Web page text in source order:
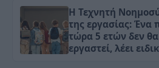
Η Τεχνητή
της εργασίας: Ένα
τώρα 5 ετών δεν θα
εργαστεί, λέει